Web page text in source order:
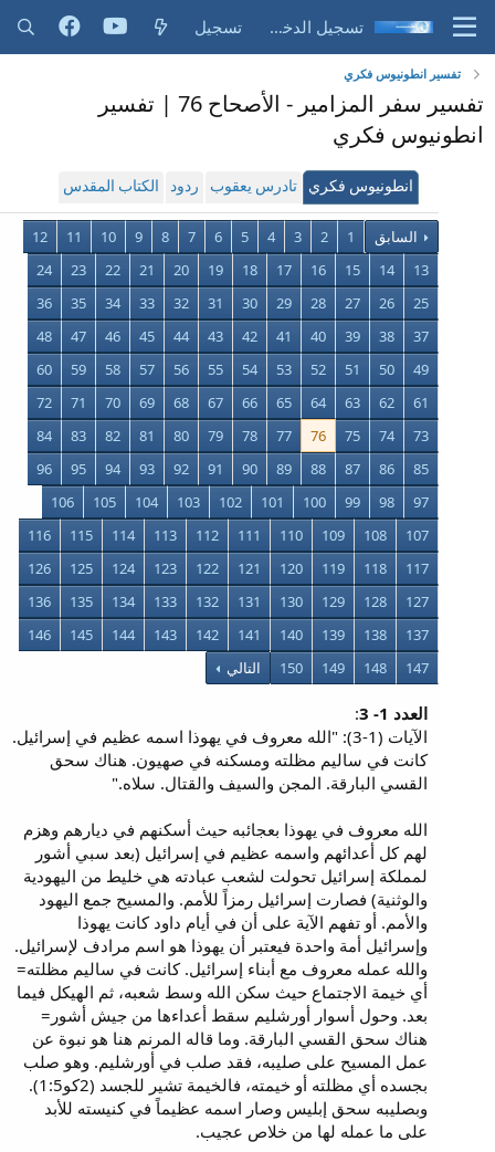
تسجيل الدخول تسجيل
تفسير انطونيوس فكري
تفسير سفر المزامير - الأصحاح 76 | تفسير
انطونيوس فكري
انطونيوس فكري تادرس يعقوب ردود الكتاب المقدس
السابق 1
2
3
4
5
6
7
8
9
10
11
12
13
14
15
16
17
18
19
20
21
22
23
24
25
26
27
28
29
30
31
32
33
34
35
36
37
38
39
40
41
42
43
44
45
46
47
48
49
50
51
52
53
54
55
56
57
58
59
60
61
62
63
64
65
66
67
68
69
70
71
72
73
74
75
76
77
78
79
80
81
82
83
84
85
86
87
88
89
90
91
92
93
94
95
96
97
98
99
100
101
102
103
104
105
106
107
108
109
110
111
112
113
114
115
116
117
118
119
120
121
122
123
124
125
126
127
128
129
130
131
132
133
134
135
136
137
138
139
140
141
142
143
144
145
146
147
148
149
150 التالي
العدد 1- 3
:
الآيات (1-3): "الله معروف في يهوذا اسمه عظيم في إسرائيل.
كانت في ساليم مظلته ومسكنه في صهيون. هناك سحق
القسي البارقة. المجن والسيف والقتال. سلاه."
الله معروف في يهوذا بعجائبه حيث أسكنهم في ديارهم وهزم
لهم كل أعدائهم واسمه عظيم في إسرائيل (بعد سبي أشور
لمملكة إسرائيل تحولت لشعب عبادته هي خليط من اليهودية
والوثنية) فصارت إسرائيل رمزاً للأمم. والمسيح جمع اليهود
والأمم. أو تفهم الآية على أن في أيام داود كانت يهوذا
وإسرائيل أمة واحدة فيعتبر أن يهوذا هو اسم مرادف لإسرائيل.
والله عمله معروف مع أبناء إسرائيل. كانت في ساليم مظلته=
أي خيمة الاجتماع حيث سكن الله وسط شعبه، ثم الهيكل فيما
بعد. وحول أسوار أورشليم سقط أعداءها من جيش أشور=
هناك سحق القسي البارقة. وما قاله المرنم هنا هو نبوة عن
عمل المسيح على صليبه، فقد صلب في أورشليم. وهو صلب
بجسده أي مظلته أو خيمته، فالخيمة تشير للجسد (2كو1:5).
وبصليبه سحق إبليس وصار اسمه عظيماً في كنيسته للأبد
على ما عمله لها من خلاص عجيب.